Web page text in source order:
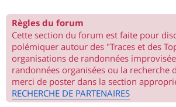
Règles du forum
Cette section du forum est faite pour
polémiquer autour des "Traces et des
organisations de randonnées
randonnées organisées ou la recherche
merci de poster dans la section
RECHERCHE DE PARTENAIRES